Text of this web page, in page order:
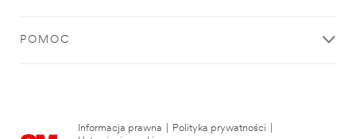
POMOC
Informacja prawna Polityka prywatności